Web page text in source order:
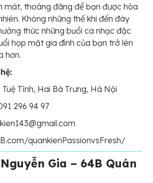
mát, thoáng đãng để bạn được hòa
Không những thế khi đến đây
thức những buổi ca nhạc đặc
họp mặt gia đình của bạn trở lên
hơn.
Tĩnh, Hai Bà Trưng, Hà Nội
296 94 97
quankienPassionvsFresh/
Gia – 64B Quán